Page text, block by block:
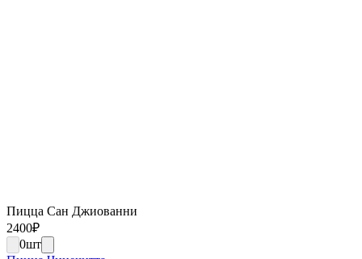
Пицца Сан Джиованни
2400₽
0шт